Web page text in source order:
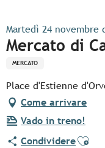
Martedì 24 novembre
Mercato di
MERCATO
Place d'Estienne
Come arrivare
Vado in treno!
Condividere